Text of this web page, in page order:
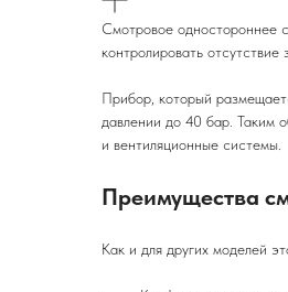
Смотровое одностороннее
контролировать
Прибор, который
давлении до 40 бар. Таким
и вентиляционные системы.
Преимущества
Как и для других моделей